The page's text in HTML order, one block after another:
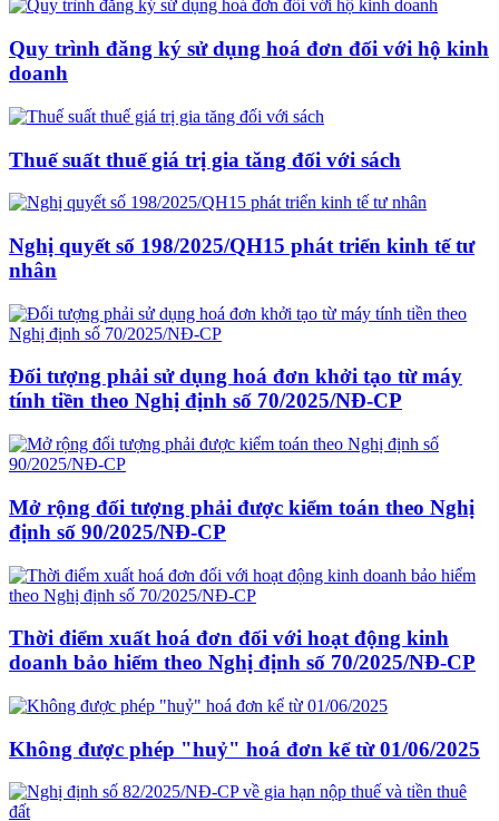
Quy trình đăng ký sử dụng hoá đơn đối với hộ kinh
doanh
Thuế suất thuế giá trị gia tăng đối với sách
Nghị quyết số 198/2025/QH15 phát triển kinh tế tư
nhân
Đối tượng phải sử dụng hoá đơn khởi tạo từ máy
tính tiền theo Nghị định số 70/2025/NĐ-CP
Mở rộng đối tượng phải được kiểm toán theo Nghị
định số 90/2025/NĐ-CP
Thời điểm xuất hoá đơn đối với hoạt động kinh
doanh bảo hiểm theo Nghị định số 70/2025/NĐ-CP
Không được phép "huỷ" hoá đơn kể từ 01/06/2025